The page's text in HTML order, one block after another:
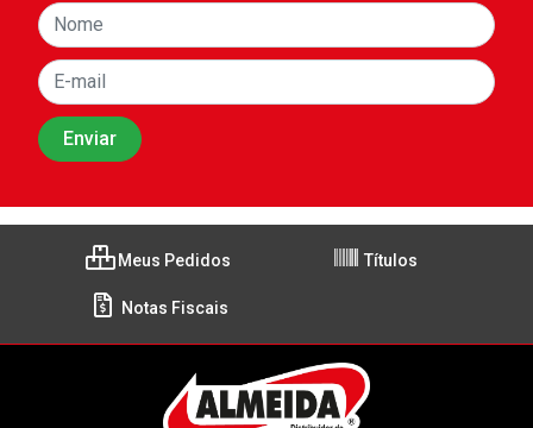
Meus Pedidos Títulos
Notas Fiscais